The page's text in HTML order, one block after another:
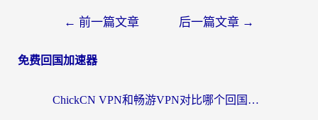
← 前一篇文章 后一篇文章 →
免费回国加速器
ChickCN VPN和畅游VPN对比哪个回国效果更好？海外党必看的回国加速器选择指南